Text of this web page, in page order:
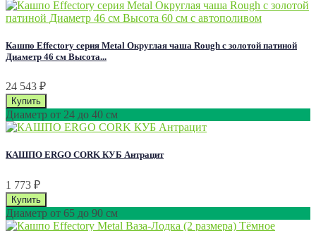
Кашпо Effectory серия Metal Округлая чаша Rough с золотой патиной
Диаметр 46 см Высота...
24 543 ₽
Диаметр от 24 до 40 см
КАШПО ERGO CORK КУБ Антрацит
1 773 ₽
Диаметр от 65 до 90 см